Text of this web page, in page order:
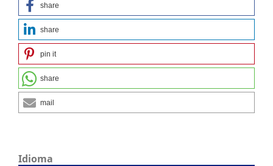
share
share
pin it
share
mail
Idioma